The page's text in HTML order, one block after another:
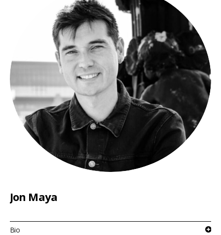
Jon Maya
Bio